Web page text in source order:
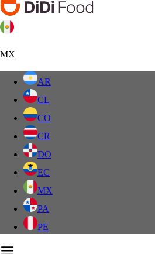
MX
AR
CL
CO
CR
DO
EC
MX
PA
PE